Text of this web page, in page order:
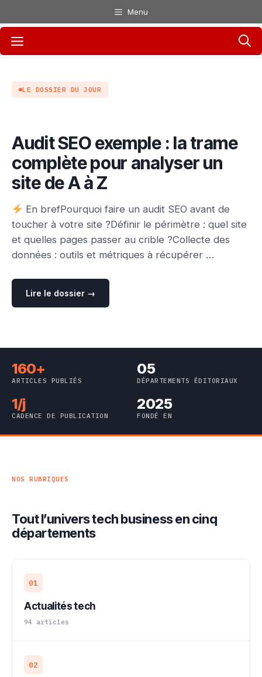
au
contenu
Menu
Menu
LE DOSSIER DU JOUR
Audit SEO exemple : la trame
complète pour analyser un
site de A à Z
En brefPourquoi faire un audit SEO avant de
toucher à votre site ?Définir le périmètre : quel site
et quelles pages passer au crible ?Collecte des
données : outils et métriques à récupérer …
Lire le dossier →
160+
ARTICLES PUBLIÉS
05
DÉPARTEMENTS ÉDITORIAUX
1/j
CADENCE DE PUBLICATION
2025
FONDÉ EN
NOS RUBRIQUES
Tout l’univers tech business en cinq
départements
01
Actualités tech
94 articles
02